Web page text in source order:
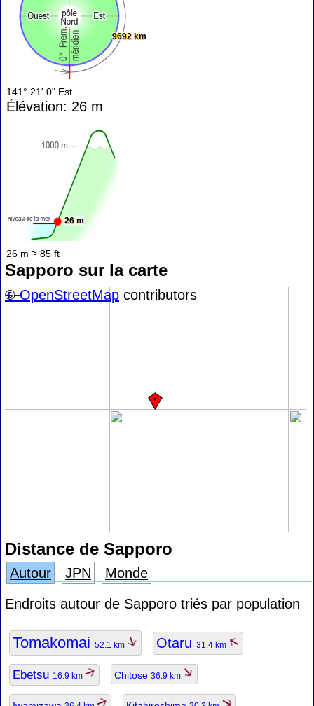
9692 km
141° 21' 0" Est
Élévation: 26 m
26 m
26 m ≈ 85 ft
Sapporo sur la carte
+−
©OpenStreetMap contributors
Distance de Sapporo
Autour JPN
Monde
Endroits autour de Sapporo triés par population
Tomakomai 52.1 km Otaru 31.4 km
Ebetsu 16.9 km Chitose 36.9 km